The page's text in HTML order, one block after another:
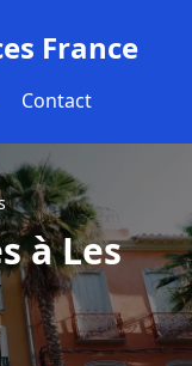
France
Contact
à Les